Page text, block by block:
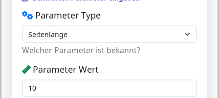
Parameter Type
Welcher Parameter ist bekannt?
Parameter Wert